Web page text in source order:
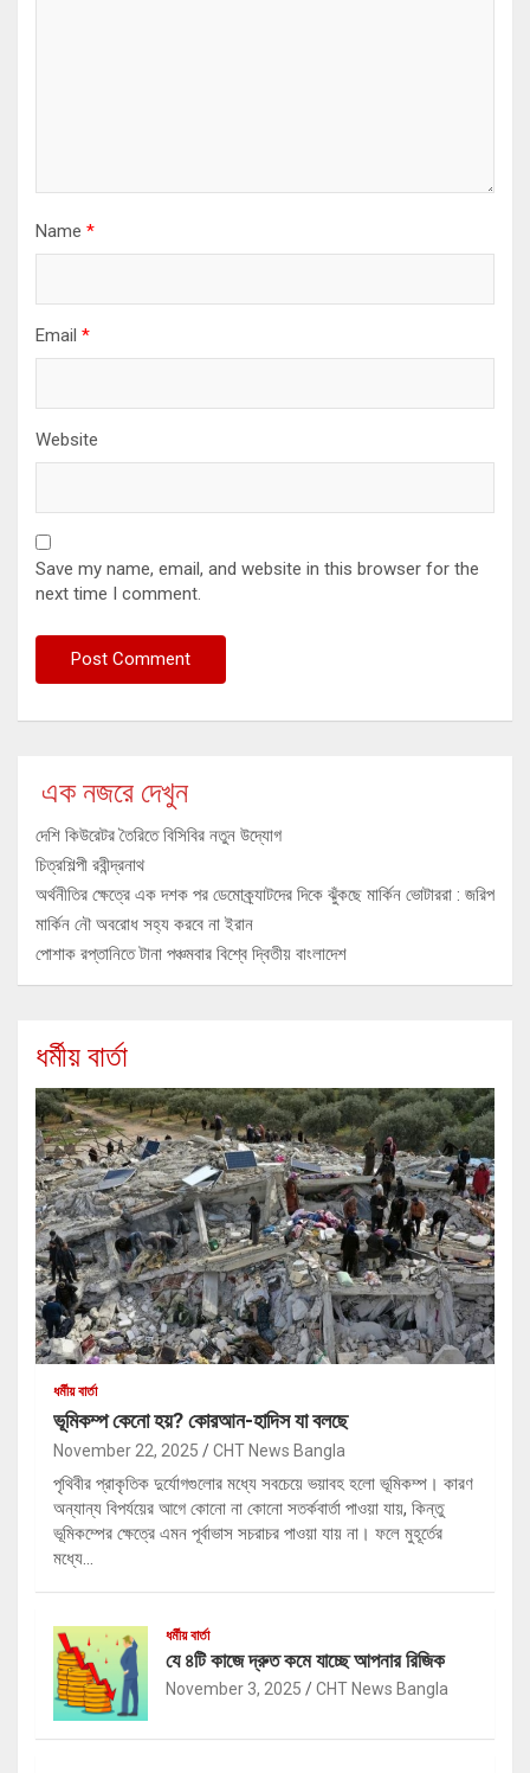
Name *
Email *
Website
Save my name, email, and website in this browser for the
next time I comment.
এক নজরে দেখুন
দেশি কিউরেটর তৈরিতে বিসিবির নতুন উদ্যোগ
চিত্রশিল্পী রবীন্দ্রনাথ
অর্থনীতির ক্ষেত্রে এক দশক পর ডেমোক্র্যাটদের দিকে ঝুঁকছে মার্কিন ভোটাররা : জরিপ
মার্কিন নৌ অবরোধ সহ্য করবে না ইরান
পোশাক রপ্তানিতে টানা পঞ্চমবার বিশ্বে দ্বিতীয় বাংলাদেশ
ধর্মীয় বার্তা
ধর্মীয় বার্তা
ভূমিকম্প কেনো হয়? কোরআন-হাদিস যা বলছে
November 22, 2025 CHT News Bangla
পৃথিবীর প্রাকৃতিক দুর্যোগগুলোর মধ্যে সবচেয়ে ভয়াবহ হলো ভূমিকম্প। কারণ
অন্যান্য বিপর্যয়ের আগে কোনো না কোনো সতর্কবার্তা পাওয়া যায়, কিন্তু
ভূমিকম্পের ক্ষেত্রে এমন পূর্বাভাস সচরাচর পাওয়া যায় না। ফলে মুহূর্তের
মধ্যে…
ধর্মীয় বার্তা
যে ৪টি কাজে দ্রুত কমে যাচ্ছে আপনার রিজিক
November 3, 2025 CHT News Bangla